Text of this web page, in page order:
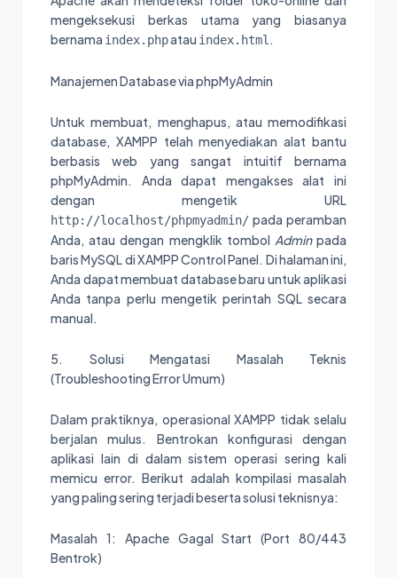
mengeksekusi berkas utama yang biasanya
bernama index.phpatau index.html.
Manajemen Database via phpMyAdmin
Untuk membuat, menghapus, atau memodifikasi
database, XAMPP telah menyediakan alat bantu
berbasis web yang sangat intuitif bernama
phpMyAdmin. Anda dapat mengakses alat ini
dengan mengetik URL
http://localhost/phpmyadmin/ pada peramban
Anda, atau dengan mengklik tombol Adminpada
baris MySQL di XAMPP Control Panel. Di halaman ini,
Anda dapat membuat database baru untuk aplikasi
Anda tanpa perlu mengetik perintah SQL secara
manual.
5. Solusi Mengatasi Masalah Teknis
(Troubleshooting Error Umum)
Dalam praktiknya, operasional XAMPP tidak selalu
berjalan mulus. Bentrokan konfigurasi dengan
aplikasi lain di dalam sistem operasi sering kali
memicu error. Berikut adalah kompilasi masalah
yang paling sering terjadi beserta solusi teknisnya:
Masalah 1: Apache Gagal Start (Port 80/443
Bentrok)